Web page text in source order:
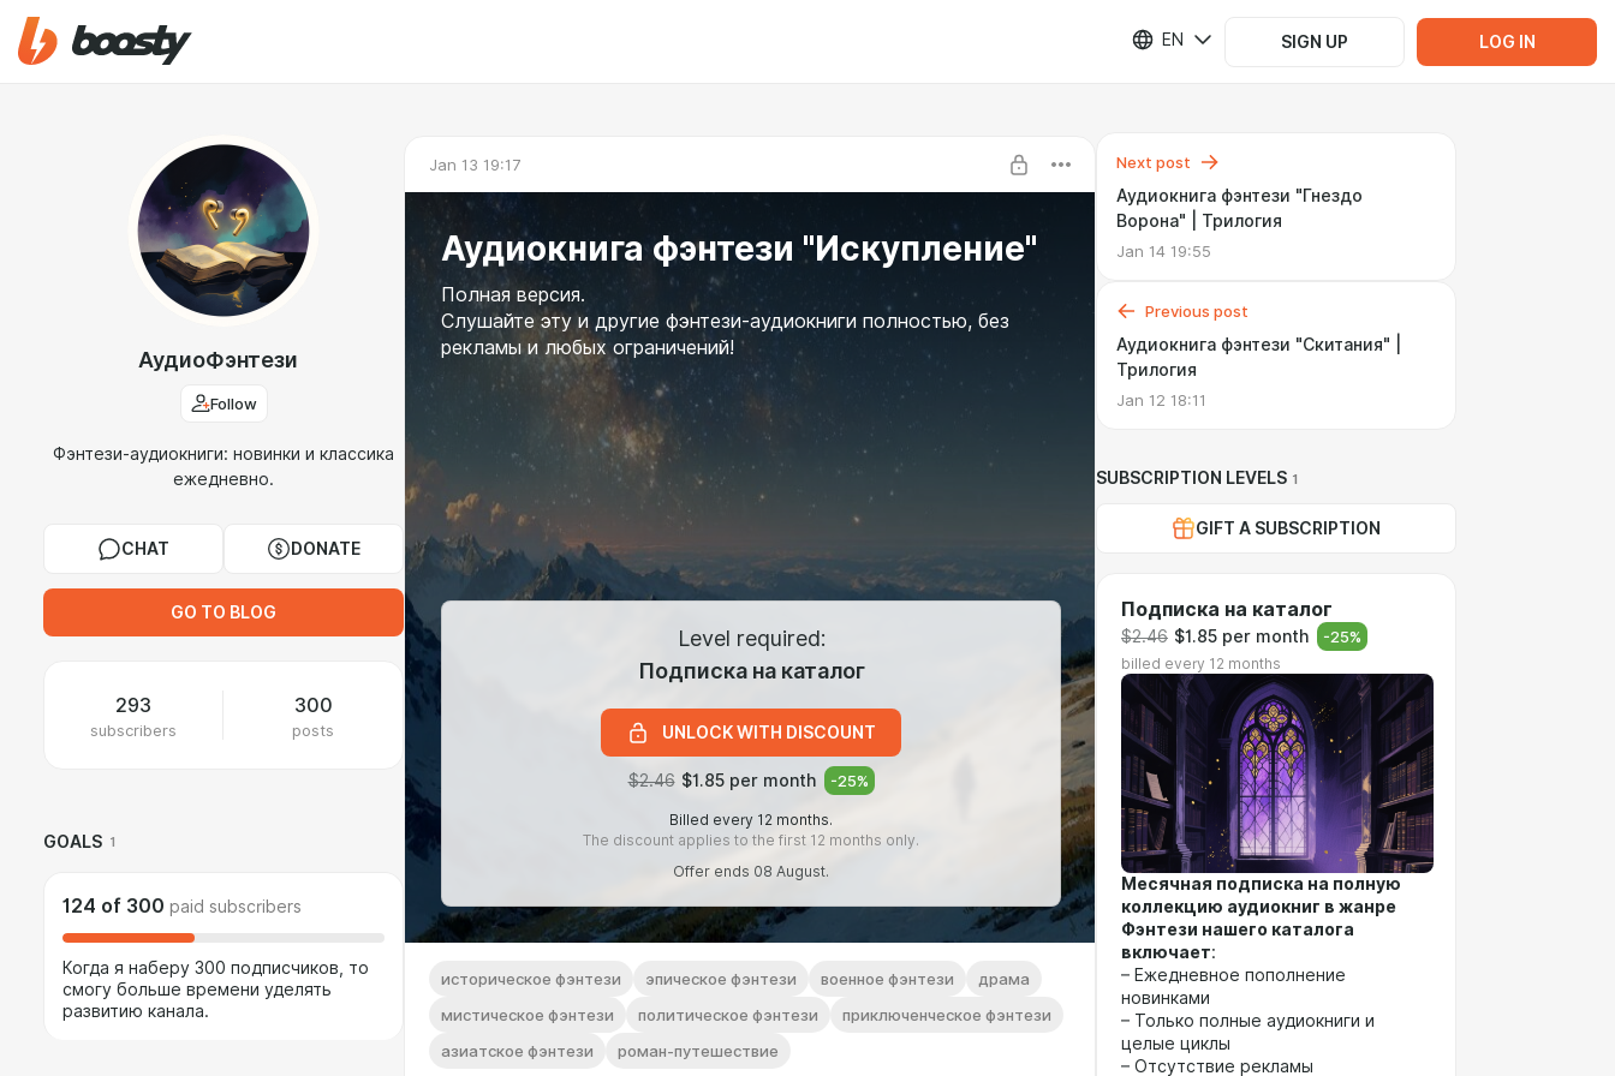
EN SIGN UP LOG IN
АудиоФэнтези
Follow
Фэнтези-аудиокниги: новинки и классика
ежедневно.
CHAT DONATE
GO TO BLOG
293
subscribers
300
posts
GOALS 1
124 of 300 paid subscribers
Когда я наберу 300 подписчиков, то
смогу больше времени уделять
развитию канала.
Jan 13 19:17
Аудиокнига фэнтези "Искупление"
Полная версия.
Слушайте эту и другие фэнтези-аудиокниги полностью, без
рекламы и любых ограничений!
Level required:
Подписка на каталог
UNLOCK WITH DISCOUNT
$2.46 $1.85 per month -25%
Billed every 12 months.
The discount applies to the first 12 months only.
Offer ends 08 August.
историческое фэнтези эпическое фэнтези военное фэнтези
драма
мистическое фэнтези
политическое фэнтези
приключенческое фэнтези
азиатское фэнтези
роман-путешествие
Next post
Аудиокнига фэнтези "Гнездо
Ворона" | Трилогия
Jan 14 19:55
Previous post
Аудиокнига фэнтези "Скитания" |
Трилогия
Jan 12 18:11
SUBSCRIPTION LEVELS 1
GIFT A SUBSCRIPTION
Подписка на каталог
$2.46 $1.85 per month -25%
billed every 12 months
Месячная подписка на полную
коллекцию аудиокниг в жанре
Фэнтези нашего каталога
включает:
– Ежедневное пополнение
новинками
– Только полные аудиокниги и
целые циклы
– Отсутствие рекламы